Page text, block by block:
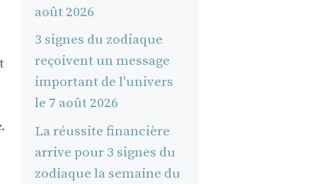
août 2026
3 signes du zodiaque
reçoivent un message
important de l'univers
le 7 août 2026
La réussite financière
arrive pour 3 signes du
zodiaque la semaine du